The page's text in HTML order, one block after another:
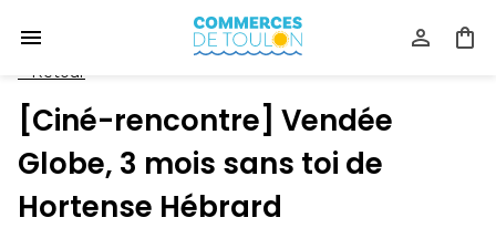
Retour
[Ciné-rencontre] Vendée
Globe, 3 mois sans toi de
Hortense Hébrard